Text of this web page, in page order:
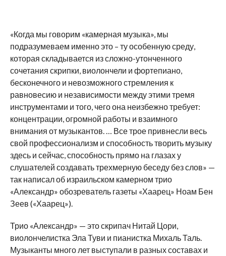
«Когда мы говорим «камерная музыка», мы
подразумеваем именно это – ту особенную среду,
которая складывается из сложно-утонченного
сочетания скрипки, виолончели и фортепиано,
бесконечного и невозможного стремления к
равновесию и независимости между этими тремя
инструментами и того, чего она неизбежно требует:
концентрации, огромной работы и взаимного
внимания от музыкантов. … Все трое привнесли весь
свой профессионализм и способность творить музыку
здесь и сейчас, способность прямо на глазах у
слушателей создавать трехмерную беседу без слов» —
так написал об израильском камерном трио
«Александр» обозреватель газеты «Хаарец» Ноам Бен
Зеев («Хаарец»).
Трио «Александр» — это скрипач Нитай Цори,
виолончелистка Эла Туви и пианистка Михаль Таль.
Музыканты много лет выступали в разных составах и